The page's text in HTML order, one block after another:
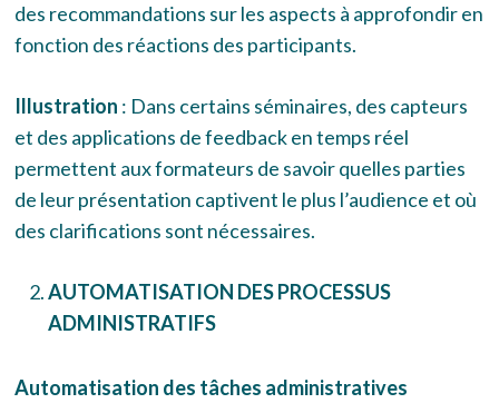
des recommandations sur les aspects à approfondir en
fonction des réactions des participants.
Illustration : Dans certains séminaires, des capteurs
et des applications de feedback en temps réel
permettent aux formateurs de savoir quelles parties
de leur présentation captivent le plus l’audience et où
des clarifications sont nécessaires.
AUTOMATISATION DES PROCESSUS
ADMINISTRATIFS
Automatisation des tâches administratives